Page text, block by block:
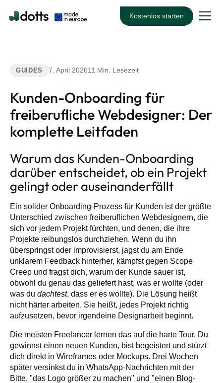
Kostenlos starten
GUIDES 7. April 202611 Min. Lesezeit
Kunden-Onboarding für
freiberufliche Webdesigner: Der
komplette Leitfaden
Warum das Kunden-Onboarding
darüber entscheidet, ob ein Projekt
gelingt oder auseinanderfällt
Ein solider Onboarding-Prozess für Kunden ist der größte
Unterschied zwischen freiberuflichen Webdesignern, die
sich vor jedem Projekt fürchten, und denen, die ihre
Projekte reibungslos durchziehen. Wenn du ihn
überspringst oder improvisierst, jagst du am Ende
unklarem Feedback hinterher, kämpfst gegen Scope
Creep und fragst dich, warum der Kunde sauer ist,
obwohl du genau das geliefert hast, was er wollte (oder
was du dachtest, dass er es wollte). Die Lösung heißt
nicht härter arbeiten. Sie heißt, jedes Projekt richtig
aufzusetzen, bevor irgendeine Designarbeit beginnt.
Die meisten Freelancer lernen das auf die harte Tour. Du
gewinnst einen neuen Kunden, bist begeistert und stürzt
dich direkt in Wireframes oder Mockups. Drei Wochen
später versinkst du in WhatsApp-Nachrichten mit der
Bitte, "das Logo größer zu machen" und "einen Blog-